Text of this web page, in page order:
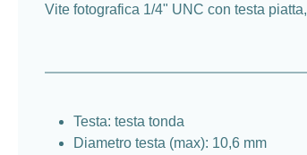
Vite fotografica 1/4" UNC con testa
Testa: testa tonda
Diametro testa (max): 10,6 mm